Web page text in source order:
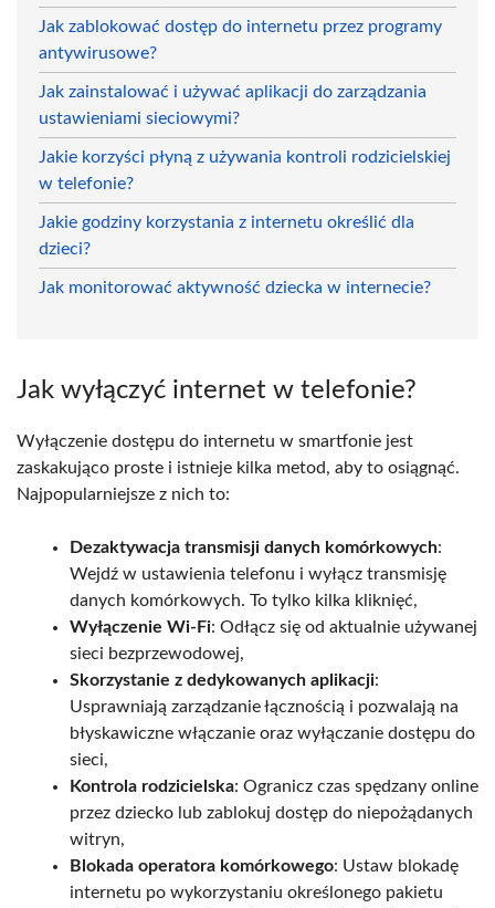
Jak zablokować dostęp do internetu przez programy
antywirusowe?
Jak zainstalować i używać aplikacji do zarządzania
ustawieniami sieciowymi?
Jakie korzyści płyną z używania kontroli rodzicielskiej
w telefonie?
Jakie godziny korzystania z internetu określić dla
dzieci?
Jak monitorować aktywność dziecka w internecie?
Jak wyłączyć internet w telefonie?
Wyłączenie dostępu do internetu w smartfonie jest
zaskakująco proste i istnieje kilka metod, aby to osiągnąć.
Najpopularniejsze z nich to:
Dezaktywacja transmisji danych komórkowych:
Wejdź w ustawienia telefonu i wyłącz transmisję
danych komórkowych. To tylko kilka kliknięć,
Wyłączenie Wi-Fi: Odłącz się od aktualnie używanej
sieci bezprzewodowej,
Skorzystanie z dedykowanych aplikacji:
Usprawniają zarządzanie łącznością i pozwalają na
błyskawiczne włączanie oraz wyłączanie dostępu do
sieci,
Kontrola rodzicielska: Ogranicz czas spędzany online
przez dziecko lub zablokuj dostęp do niepożądanych
witryn,
Blokada operatora komórkowego: Ustaw blokadę
internetu po wykorzystaniu określonego pakietu